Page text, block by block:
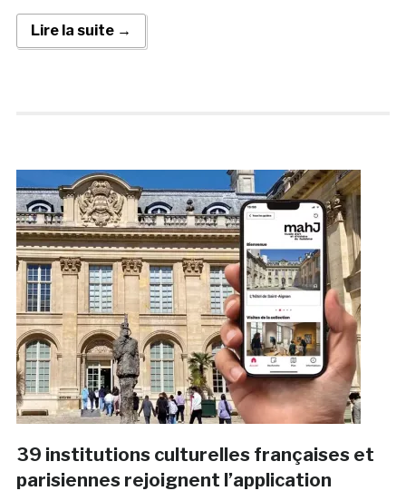
Lire la suite →
39 institutions culturelles françaises et
parisiennes rejoignent l’application